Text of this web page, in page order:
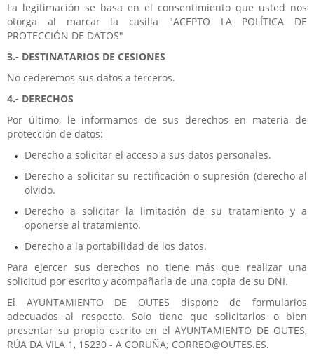
La legitimación se basa en el consentimiento que usted nos
otorga al marcar la casilla "ACEPTO LA POLÍTICA DE
PROTECCIÓN DE DATOS"
3.- DESTINATARIOS DE CESIONES
No cederemos sus datos a terceros.
4.- DERECHOS
Por último, le informamos de sus derechos en materia de
protección de datos:
Derecho a solicitar el acceso a sus datos personales.
Derecho a solicitar su rectificación o supresión (derecho al
olvido.
Derecho a solicitar la limitación de su tratamiento y a
oponerse al tratamiento.
Derecho a la portabilidad de los datos.
Para ejercer sus derechos no tiene más que realizar una
solicitud por escrito y acompañarla de una copia de su DNI.
El AYUNTAMIENTO DE OUTES dispone de formularios
adecuados al respecto. Solo tiene que solicitarlos o bien
presentar su propio escrito en el AYUNTAMIENTO DE OUTES,
RÚA DA VILA 1, 15230 - A CORUÑA; CORREO@OUTES.ES.